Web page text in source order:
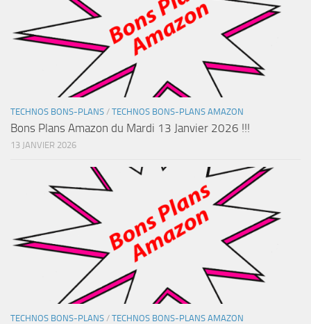
TECHNOS BONS-PLANS / TECHNOS BONS-PLANS AMAZON
Bons Plans Amazon du Mardi 13 Janvier 2026 !!!
13 JANVIER 2026
TECHNOS BONS-PLANS / TECHNOS BONS-PLANS AMAZON